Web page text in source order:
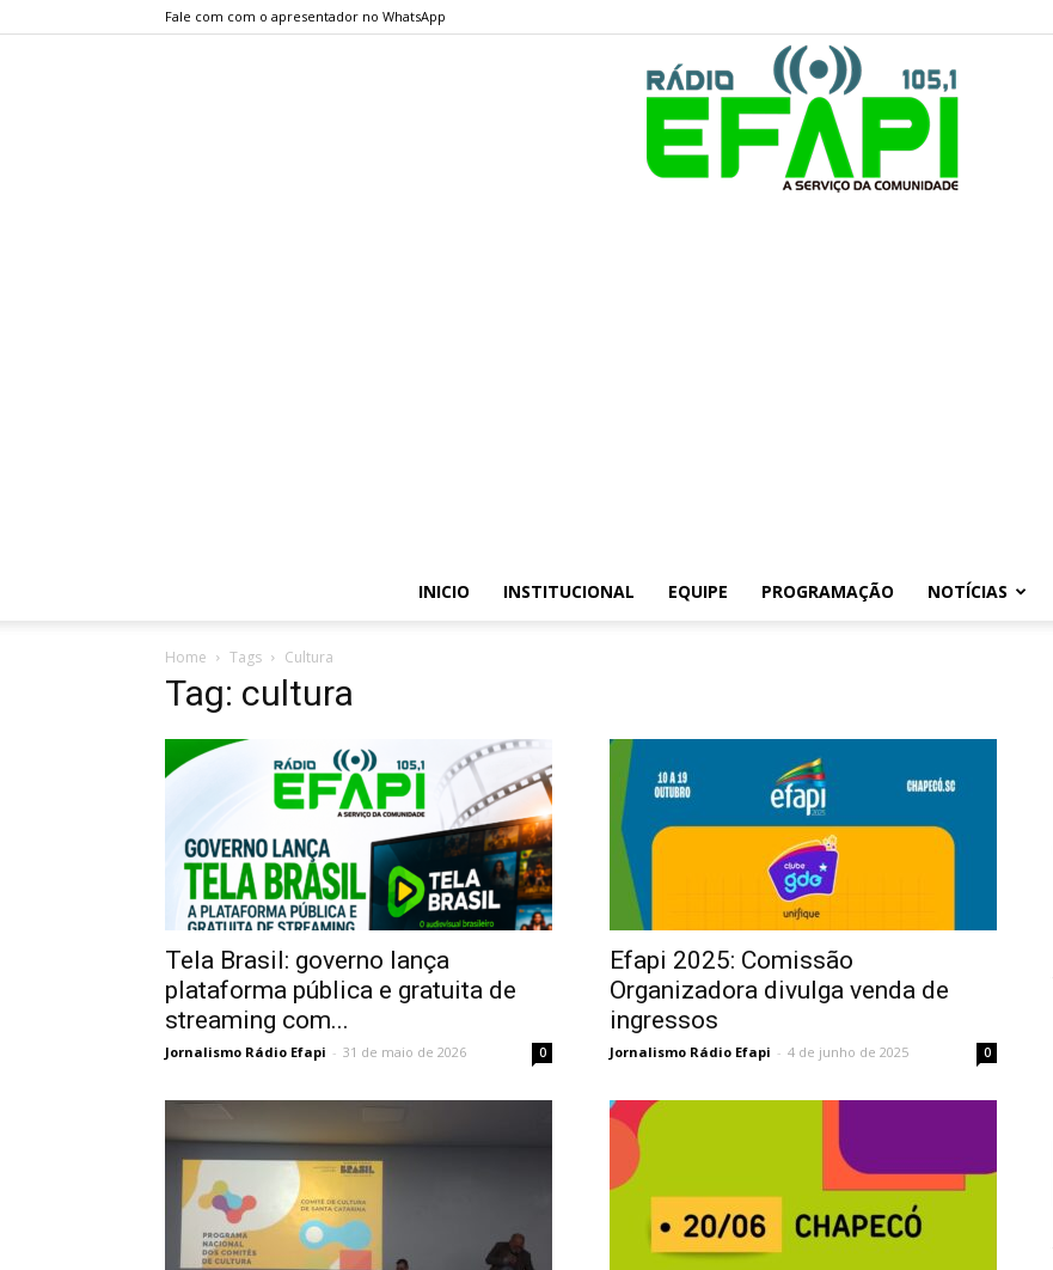
Fale com com o apresentador no WhatsApp
105.1
INICIO INSTITUCIONAL EQUIPE PROGRAMAÇÃO NOTÍCIAS
Home Tags Cultura
Tag: cultura
Tela Brasil: governo lança
plataforma pública e gratuita de
streaming com...
Jornalismo Rádio Efapi - 31 de maio de 2026 0
Efapi 2025: Comissão
Organizadora divulga venda de
ingressos
Jornalismo Rádio Efapi - 4 de junho de 2025 0